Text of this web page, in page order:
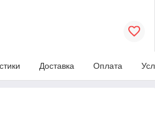
Доставка Оплата